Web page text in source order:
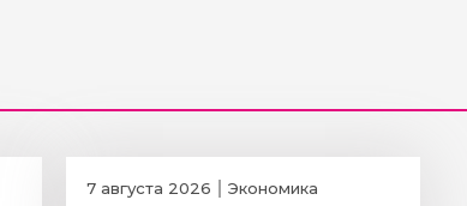
7 августа 2026 Экономика